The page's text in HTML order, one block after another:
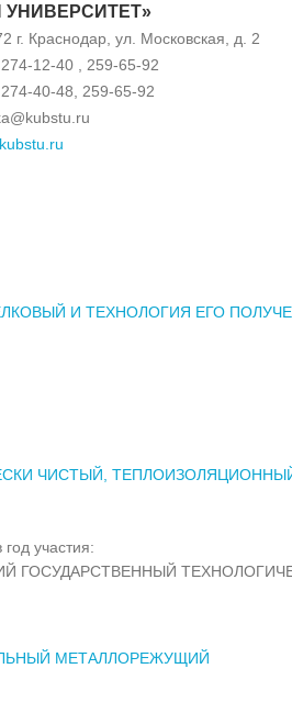
г. Краснодар, ул. Московская, д. 2
12-40 , 259-65-92
40-48, 259-65-92
И ТЕХНОЛОГИЯ ЕГО
ЧИСТЫЙ,
участия:
ГОСУДАРСТВЕННЫЙ
МЕТАЛЛОРЕЖУЩИЙ